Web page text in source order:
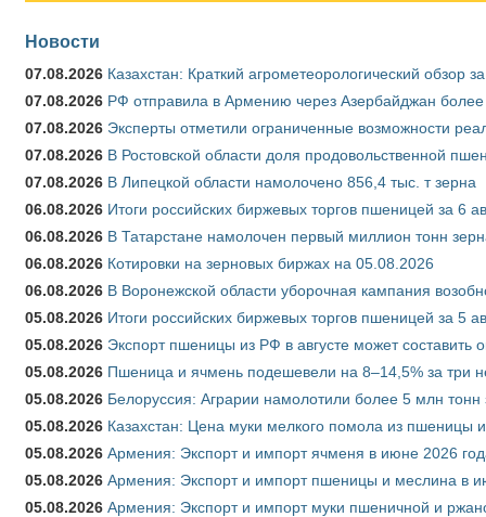
Новости
07.08.2026 Казахстан: Краткий агрометеорологический обзор
07.08.2026 РФ отправила в Армению через Азербайджан более
07.08.2026 Эксперты отметили ограниченные возможности
07.08.2026 В Ростовской области доля продовольственной
07.08.2026 В Липецкой области намолочено 856,4 тыс. т зерна
06.08.2026 Итоги российских биржевых торгов пшеницей за 6
06.08.2026 В Татарстане намолочен первый миллион тонн
06.08.2026 Котировки на зерновых биржах на 05.08.2026
06.08.2026 В Воронежской области уборочная кампания
05.08.2026 Итоги российских биржевых торгов пшеницей за 5
05.08.2026 Экспорт пшеницы из РФ в августе может составить
05.08.2026 Пшеница и ячмень подешевели на 8–14,5% за три
05.08.2026 Белоруссия: Аграрии намолотили более 5 млн тонн
05.08.2026 Казахстан: Цена муки мелкого помола из пшеницы
05.08.2026 Армения: Экспорт и импорт ячменя в июне 2026
05.08.2026 Армения: Экспорт и импорт пшеницы и меслина в
05.08.2026 Армения: Экспорт и импорт муки пшеничной и